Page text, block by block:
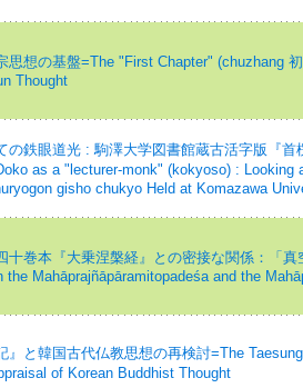
思想の基盤=The "First Chapter" (chuzhang
Thought
の鉄眼道光 : 駒澤大学図書館蔵古活字版『
as a "lecturer-monk" (kokyoso) : Looking
gisho chukyo Held at Komazawa
十巻本『大乗涅槃経』との密接な関係：「
the Mahāprajñāpāramitopadeśa and the
』と韓国古代仏教思想の再検討=The
of Korean Buddhist Thought